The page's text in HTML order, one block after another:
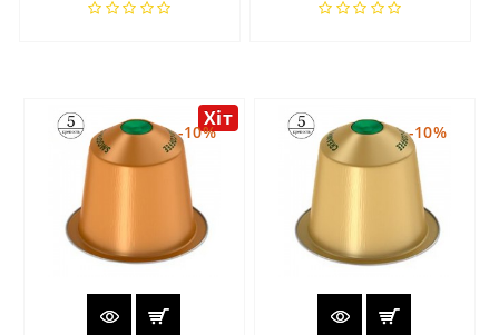
-10%
Хіт
-10%